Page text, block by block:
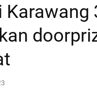
Karawang